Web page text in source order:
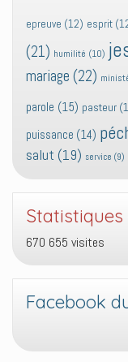
epreuve (12) esprit
(21) humilité (10)
mariage (22)
parole (15) pasteur
puissance (14)
salut (19) service (9)
670 655 visites
Facebook